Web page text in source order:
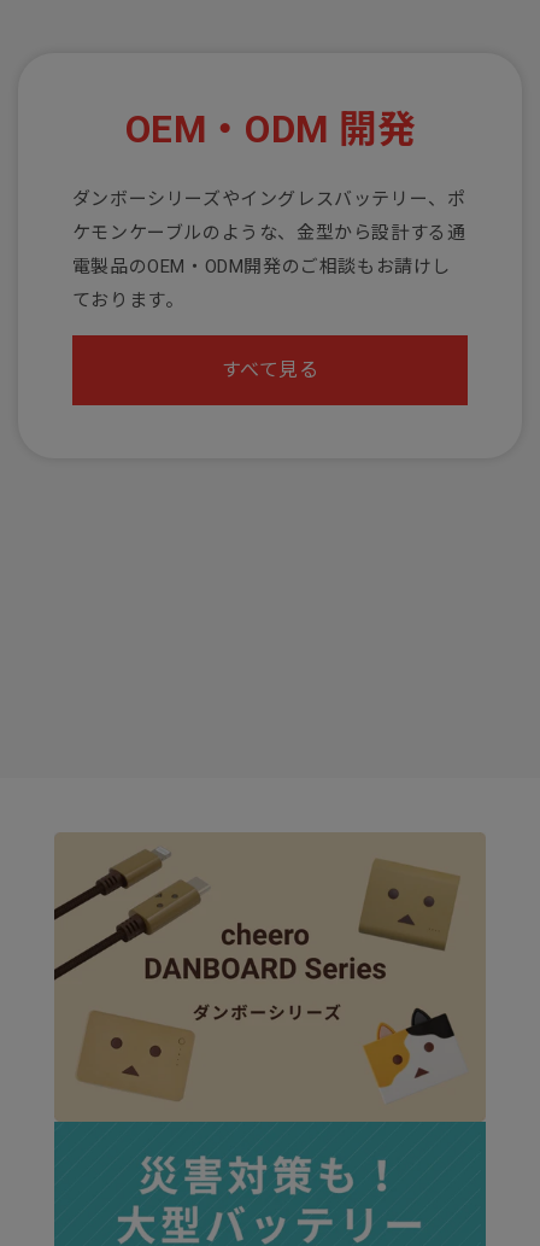
OEM・ODM 開発
ダンボーシリーズやイングレスバッテリー、ポ
ケモンケーブルのような、金型から設計する通
電製品のOEM・ODM開発のご相談もお請けし
ております。
すべて見る